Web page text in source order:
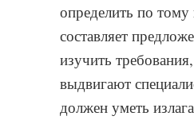
определить по
составляет
изучить
выдвигают
должен уметь